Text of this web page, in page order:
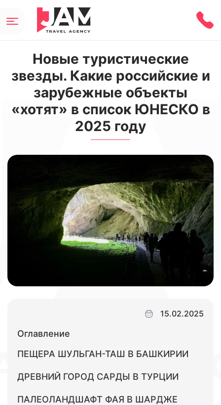
Новые туристические
звезды. Какие российские и
зарубежные объекты
«хотят» в список ЮНЕСКО в
2025 году
Оглавление
ПЕЩЕРА ШУЛЬГАН-ТАШ В БАШКИРИИ
ДРЕВНИЙ ГОРОД САРДЫ В ТУРЦИИ
ПАЛЕОЛАНДШАФТ ФАЯ В ШАРДЖЕ
15.02.2025